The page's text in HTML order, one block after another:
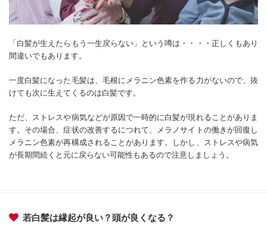
「白髪が生えたらもう一生戻らない」という噂は・・・・正しくもあり
間違いでもあります。
一度白髪になった毛髪は、毛根にメラニン色素を作る力がないので、抜
けても次に生えてくるのは白髪です。
ただ、ストレスや病気などが原因で一時的に白髪が現れることがありま
す。その場合、症状の改善するにつれて、メラノサイトの働きが回復し
メラニン色素が再構成されることがあります。しかし、ストレスや病気
が長期間続くと元に戻らない可能性もあるので注意しましょう。
若白髪は縁起が良い？頭が良くなる？